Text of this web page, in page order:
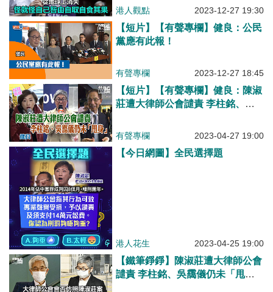
港人觀點 2023-12-27 19:30
【短片】【有聲專欄】健良：公民
黨應有此報！
有聲專欄 2023-12-27 18:45
【短片】【有聲專欄】健良：陳淑
莊遭大律師公會譴責 李柱銘、吳
有聲專欄 2023-04-27 19:00
【今日網圖】全民選擇題
港人花生 2023-04-25 19:00
【鐵筆錚錚】陳淑莊遭大律師公會
譴責 李柱銘、吳靄儀仍未「甩